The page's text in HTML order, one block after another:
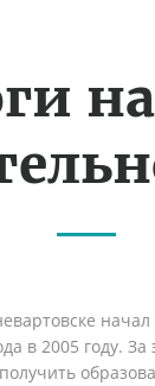
в 2005 году.